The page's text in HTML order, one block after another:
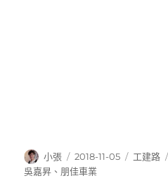
作
者
小張
發
佈
2018-11-05
分
工建路
吳嘉昇 、 朋佳車業